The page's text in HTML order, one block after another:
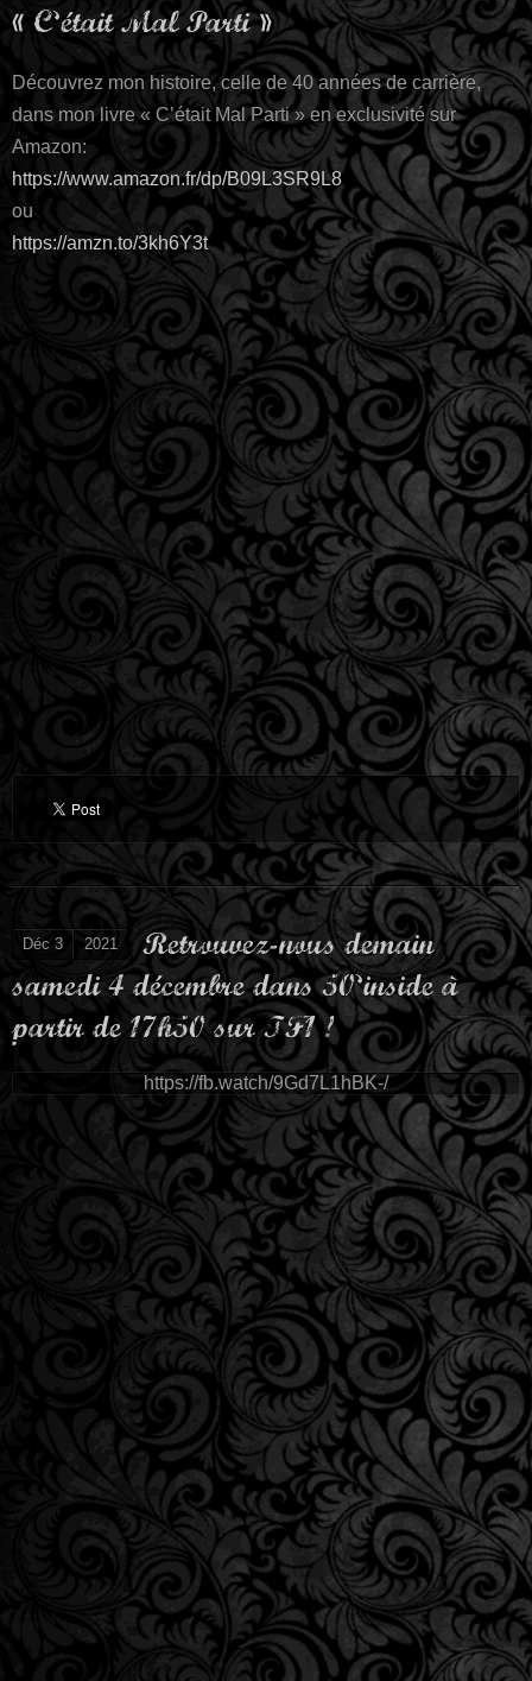
« C’était Mal Parti »
Découvrez mon histoire, celle de 40 années de carrière,
dans mon livre « C’était Mal Parti » en exclusivité sur
Amazon:
https://www.amazon.fr/dp/B09L3SR9L8
ou
https://amzn.to/3kh6Y3t
Déc 3 2021
Retrouvez-nous demain
samedi 4 décembre dans 50’inside à
partir de 17h50 sur TF1 !
https://fb.watch/9Gd7L1hBK-/